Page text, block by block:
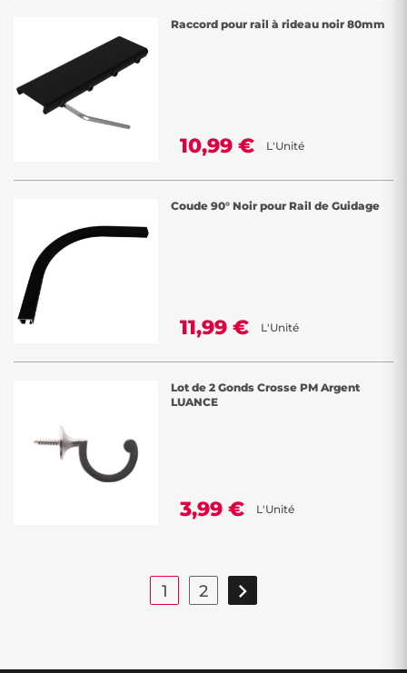
Raccord pour rail à rideau noir 80mm
10,99 € L'Unité
Coude 90° Noir pour Rail de Guidage
11,99 € L'Unité
Lot de 2 Gonds Crosse PM Argent
LUANCE
3,99 € L'Unité
1 2 